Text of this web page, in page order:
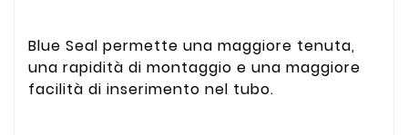
Blue Seal permette una maggiore tenuta,
una rapidità di montaggio e una maggiore
facilità di inserimento nel tubo.